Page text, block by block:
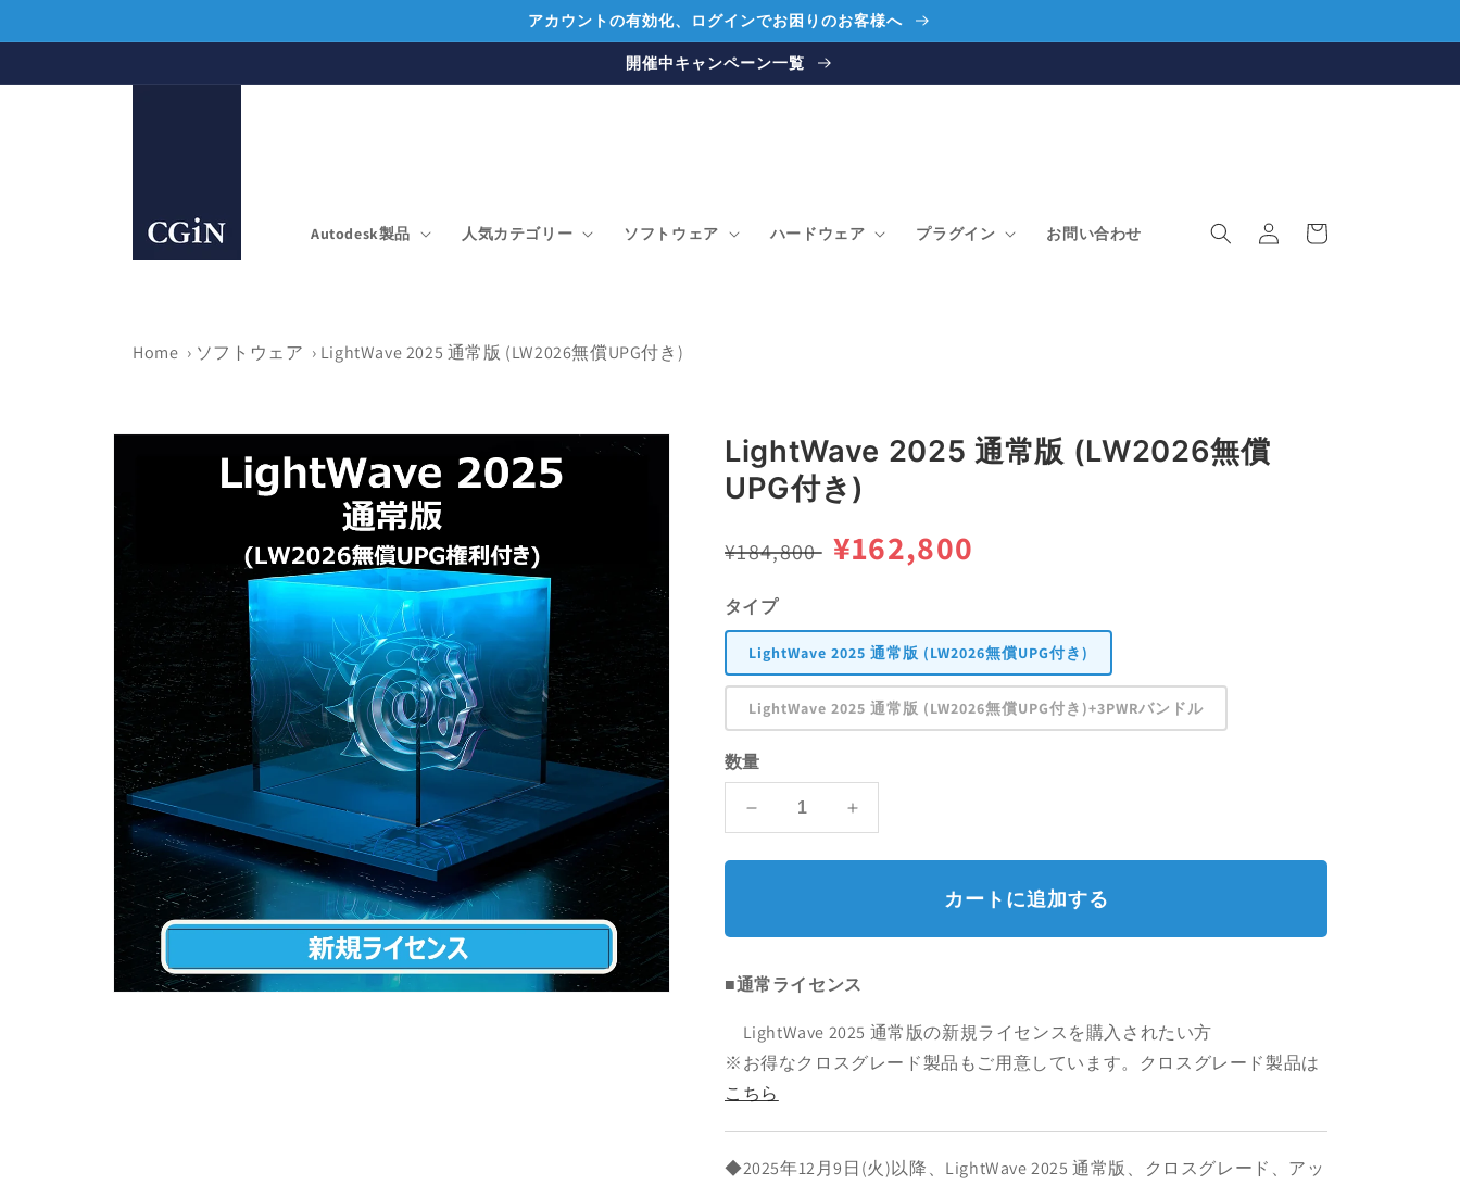
進む
アカウントの有効化、ログインでお困りのお客様へ
開催中キャンペーン一覧
Autodesk製品 人気カテゴリー ソフトウェア ハードウェア プラグイン お問い合わせ
イ
ー
Home › ソフトウェア › LightWave 2025 通常版 (LW2026無償UPG付き)
商品情
LightWave 2025 通常版 (LW2026無償
UPG付き)
通
常
価
格
¥184,800 セ
ル
価
格
¥162,800
タイプ
LightWave 2025 通常版 (LW2026無償UPG付き)
LightWave 2025 通常版 (LW2026無償UPG付き)+3PWRバンドル
数量
LightWave
2025
通
(LW2026
償
付
き)
の
を
LightWave
2025
通
(LW2026
償
付
き)
を
カートに追加する
■通常ライセンス
LightWave 2025 通常版の新規ライセンスを購入されたい方
※お得なクロスグレード製品もご用意しています。クロスグレード製品は
こちら
◆2025年12月9日(火)以降、LightWave 2025 通常版、クロスグレード、アッ